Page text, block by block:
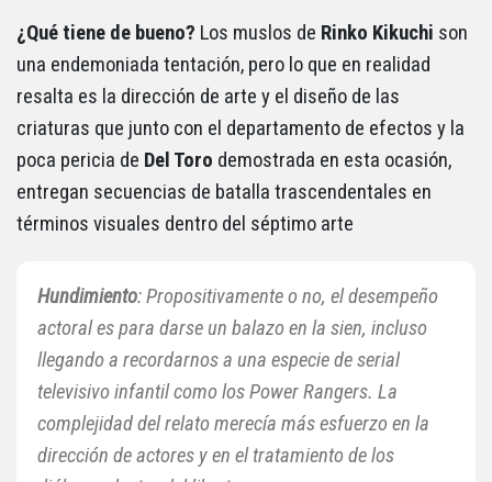
¿Qué tiene de bueno? Los muslos de Rinko Kikuchi son
una endemoniada tentación, pero lo que en realidad
resalta es la dirección de arte y el diseño de las
criaturas que junto con el departamento de efectos y la
poca pericia de Del Toro demostrada en esta ocasión,
entregan secuencias de batalla trascendentales en
términos visuales dentro del séptimo arte
Hundimiento: Propositivamente o no, el desempeño
actoral es para darse un balazo en la sien, incluso
llegando a recordarnos a una especie de serial
televisivo infantil como losPower Rangers. La
complejidad del relato merecía más esfuerzo en la
dirección de actores y en el tratamiento de los